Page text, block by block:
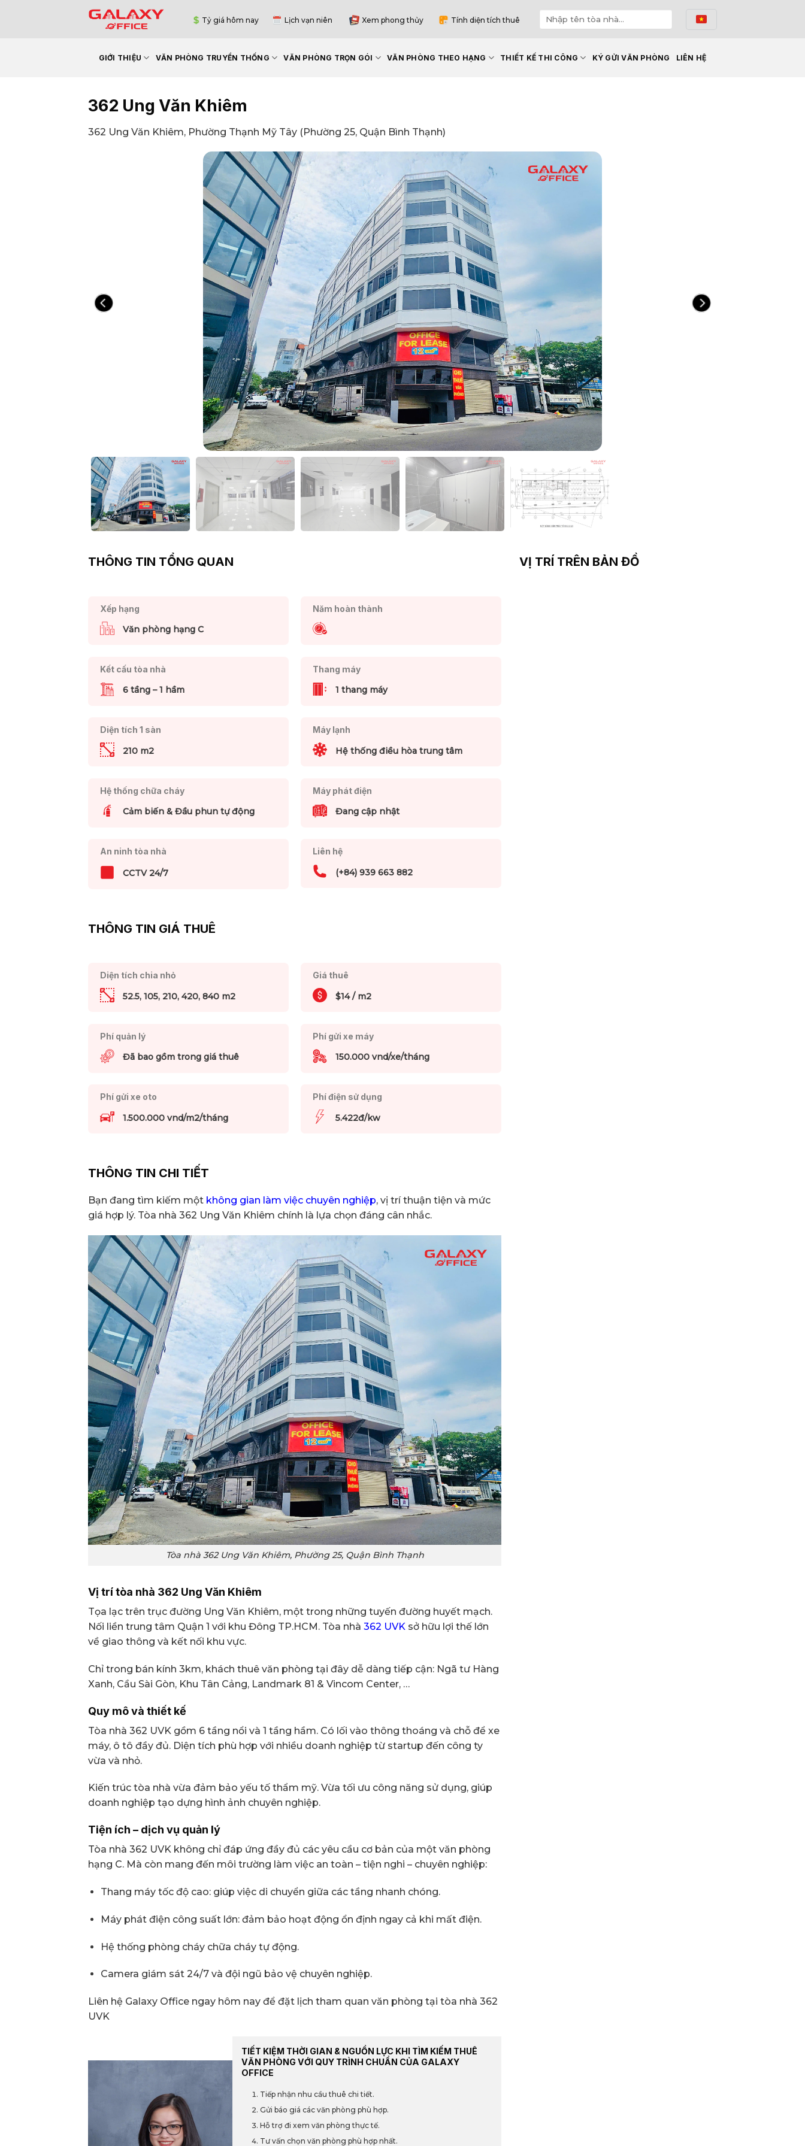
Tỷ giá hôm nay Lịch vạn niên Xem phong thủy Tính diện tích thuê
GIỚI THIỆU VĂN PHÒNG TRUYỀN THỐNG VĂN PHÒNG TRỌN GÓI VĂN PHÒNG THEO HẠNG THIẾT KẾ THI CÔNG KÝ GỬI VĂN PHÒNG LIÊN HỆ
362 Ung Văn Khiêm
362 Ung Văn Khiêm, Phường Thạnh Mỹ Tây (Phường 25, Quận Bình Thạnh)
THÔNG TIN TỔNG QUAN
Xếp hạng
Văn phòng hạng C
Năm hoàn thành
Kết cấu tòa nhà
6 tầng – 1 hầm
Thang máy
1 thang máy
Diện tích 1 sàn
210 m2
Máy lạnh
Hệ thống điều hòa trung tâm
Hệ thống chữa cháy
Cảm biến & Đầu phun tự động
Máy phát điện
Đang cập nhật
An ninh tòa nhà
CCTV 24/7
Liên hệ
(+84) 939 663 882
THÔNG TIN GIÁ THUÊ
Diện tích chia nhỏ
52.5, 105, 210, 420, 840 m2
Giá thuê
$14 / m2
Phí quản lý
Đã bao gồm trong giá thuê
Phí gửi xe máy
150.000 vnd/xe/tháng
Phí gửi xe oto
1.500.000 vnd/m2/tháng
Phí điện sử dụng
5.422đ/kw
THÔNG TIN CHI TIẾT
Bạn đang tìm kiếm một không gian làm việc chuyên nghiệp, vị trí thuận tiện và mức
giá hợp lý. Tòa nhà 362 Ung Văn Khiêm chính là lựa chọn đáng cân nhắc.
Tòa nhà 362 Ung Văn Khiêm, Phường 25, Quận Bình Thạnh
Vị trí tòa nhà 362 Ung Văn Khiêm
Tọa lạc trên trục đường Ung Văn Khiêm, một trong những tuyến đường huyết mạch.
Nối liền trung tâm Quận 1 với khu Đông TP.HCM. Tòa nhà 362 UVK sở hữu lợi thế lớn
về giao thông và kết nối khu vực.
Chỉ trong bán kính 3km, khách thuê văn phòng tại đây dễ dàng tiếp cận: Ngã tư Hàng
Xanh, Cầu Sài Gòn, Khu Tân Cảng, Landmark 81 & Vincom Center, …
Quy mô và thiết kế
Tòa nhà 362 UVK gồm 6 tầng nổi và 1 tầng hầm. Có lối vào thông thoáng và chỗ để xe
máy, ô tô đầy đủ. Diện tích phù hợp với nhiều doanh nghiệp từ startup đến công ty
vừa và nhỏ.
Kiến trúc tòa nhà vừa đảm bảo yếu tố thẩm mỹ. Vừa tối ưu công năng sử dụng, giúp
doanh nghiệp tạo dựng hình ảnh chuyên nghiệp.
Tiện ích – dịch vụ quản lý
Tòa nhà 362 UVK không chỉ đáp ứng đầy đủ các yêu cầu cơ bản của một văn phòng
hạng C. Mà còn mang đến môi trường làm việc an toàn – tiện nghi – chuyên nghiệp:
Thang máy tốc độ cao: giúp việc di chuyển giữa các tầng nhanh chóng.
Máy phát điện công suất lớn: đảm bảo hoạt động ổn định ngay cả khi mất điện.
Hệ thống phòng cháy chữa cháy tự động.
Camera giám sát 24/7 và đội ngũ bảo vệ chuyên nghiệp.
Liên hệ Galaxy Office ngay hôm nay để đặt lịch tham quan văn phòng tại tòa nhà 362
UVK
TIẾT KIỆM THỜI GIAN & NGUỒN LỰC KHI TÌM KIẾM THUÊ
VĂN PHÒNG VỚI QUY TRÌNH CHUẨN CỦA GALAXY
OFFICE
Tiếp nhận nhu cầu thuê chi tiết.
Gửi báo giá các văn phòng phù hợp.
Hỗ trợ đi xem văn phòng thực tế.
Tư vấn chọn văn phòng phù hợp nhất.
VỊ TRÍ TRÊN BẢN ĐỒ